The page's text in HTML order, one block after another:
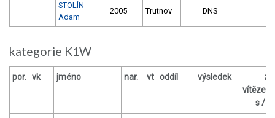
STOLÍN
Adam
2005 Trutnov DNS
kategorie K1W
por. vk jméno nar. vt oddíl výsledek
za
vítězem
s / %